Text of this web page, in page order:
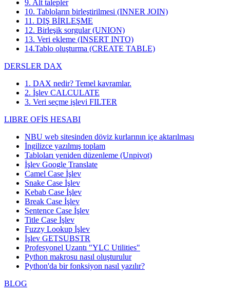
9. Alt talepler
10. Tabloların birleştirilmesi (INNER JOIN)
11. DIŞ BİRLEŞME
12. Birleşik sorgular (UNION)
13. Veri ekleme (INSERT INTO)
14.Tablo oluşturma (CREATE TABLE)
DERSLER DAX
1. DAX nedir? Temel kavramlar.
2. İşlev CALCULATE
3. Veri seçme işlevi FILTER
LIBRE OFİS HESABI
NBU web sitesinden döviz kurlarının içe aktarılması
İngilizce yazılmış toplam
Tabloları yeniden düzenleme (Unpivot)
İşlev Google Translate
Camel Case İşlev
Snake Case İşlev
Kebab Case İşlev
Break Case İşlev
Sentence Case İşlev
Title Case İşlev
Fuzzy Lookup İşlev
İşlev GETSUBSTR
Profesyonel Uzantı "YLC Utilities"
Python makrosu nasıl oluşturulur
Python'da bir fonksiyon nasıl yazılır?
BLOG